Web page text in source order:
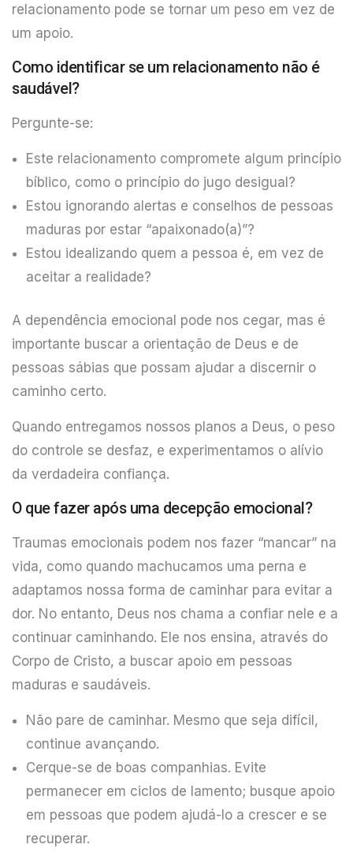
relacionamento pode se tornar um peso em vez de
um apoio.
Como identificar se um relacionamento não é
saudável?
Pergunte-se:
Este relacionamento compromete algum princípio
bíblico, como o princípio do jugo desigual?
Estou ignorando alertas e conselhos de pessoas
maduras por estar “apaixonado(a)”?
Estou idealizando quem a pessoa é, em vez de
aceitar a realidade?
A dependência emocional pode nos cegar, mas é
importante buscar a orientação de Deus e de
pessoas sábias que possam ajudar a discernir o
caminho certo.
Quando entregamos nossos planos a Deus, o peso
do controle se desfaz, e experimentamos o alívio
da verdadeira confiança.
O que fazer após uma decepção emocional?
Traumas emocionais podem nos fazer “mancar” na
vida, como quando machucamos uma perna e
adaptamos nossa forma de caminhar para evitar a
dor. No entanto, Deus nos chama a confiar nele e a
continuar caminhando. Ele nos ensina, através do
Corpo de Cristo, a buscar apoio em pessoas
maduras e saudáveis.
Não pare de caminhar. Mesmo que seja difícil,
continue avançando.
Cerque-se de boas companhias. Evite
permanecer em ciclos de lamento; busque apoio
em pessoas que podem ajudá-lo a crescer e se
recuperar.